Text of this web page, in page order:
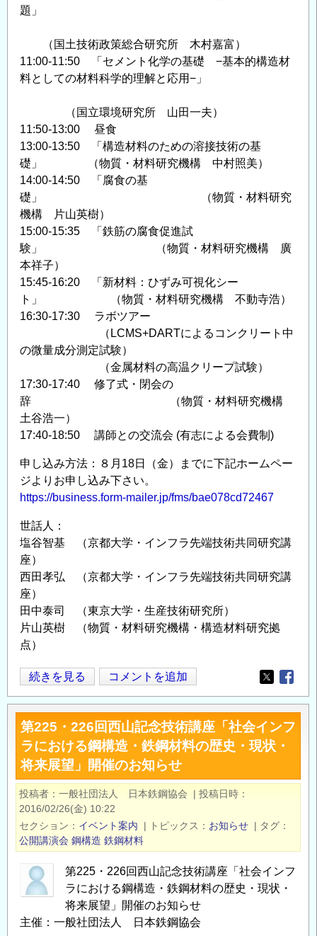
題」
（国土技術政策総合研究所 木村嘉富）
11:00-11:50 「セメント化学の基礎 −基本的構造材
料としての材料科学的理解と応用−」
（国立環境研究所 山田一夫）
11:50-13:00 昼食
13:00-13:50 「構造材料のための溶接技術の基
礎」 （物質・材料研究機構 中村照美）
14:00-14:50 「腐食の基
礎」 （物質・材料研究
機構 片山英樹）
15:00-15:35 「鉄筋の腐食促進試
験」 （物質・材料研究機構 廣
本祥子）
15:45-16:20 「新材料：ひずみ可視化シー
ト」 （物質・材料研究機構 不動寺浩）
16:30-17:30 ラボツアー
（LCMS+DARTによるコンクリート中
の微量成分測定試験）
（金属材料の高温クリープ試験）
17:30-17:40 修了式・閉会の
辞 （物質・材料研究機構
土谷浩一）
17:40-18:50 講師との交流会 (有志による会費制)
申し込み方法：８月18日（金）までに下記ホームペー
ジよりお申し込み下さい。
https://business.form-mailer.jp/fms/bae078cd72467
世話人：
塩谷智基 （京都大学・インフラ先端技術共同研究講
座）
西田孝弘 （京都大学・インフラ先端技術共同研究講
座）
田中泰司 （東京大学・生産技術研究所）
片山英樹 （物質・材料研究機構・構造材料研究拠
点）
SIP
イ
ン
フ
ラ
構
造
材
サ
マ
ー
ス
ー
続きを見る コメントを追加
Opens in
第225・226回西山記念技術講座「社会インフ
ラにおける鋼構造・鉄鋼材料の歴史・現状・
将来展望」開催のお知らせ
投稿者 一般社団法人 日本鉄鋼協会 | 投稿日時
2016/02/26(金) 10:22
セクション
イベント案内 | トピックス お知らせ | タグ
公開講演会 鋼構造 鉄鋼材料
第225・226回西山記念技術講座「社会インフ
ラにおける鋼構造・鉄鋼材料の歴史・現状・
将来展望」開催のお知らせ
主催：一般社団法人 日本鉄鋼協会